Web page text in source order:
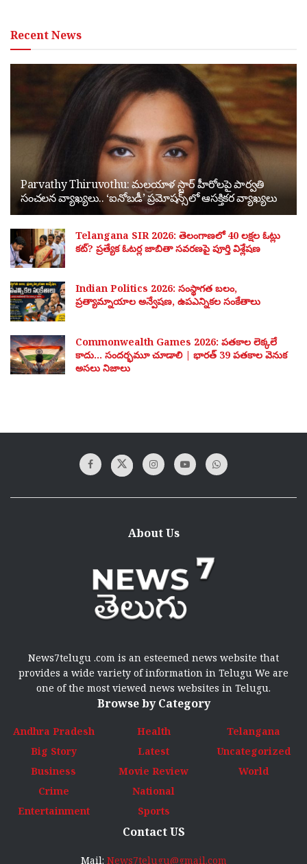
Recent News
Parvathy Thiruvothu: మలయాళ స్టార్ హీరోలపై పార్వతి
సంచలన వ్యాఖ్యలు.. ‘ఐనోబడీ’ ప్రమోషన్స్‌లో ఆసక్తికర వ్యాఖ్యలు
Telangana SIR 2026: తెలంగాణలో 40 లక్షల ఓట్లు
కట్? ప్రత్యేక ఓటర్ల జాబితా సవరణపై పూర్తి విశ్లేషణ
Indian Politics 2026: సంస్థాగత బలం,
ప్రత్యామ్నాయాల అన్వేషణ, ఉపఎన్నికల సంకేతాలు
Commonwealth Games 2026: పతకాల లెక్కలే
కాదు… సందర్భమూ చూడాలి | భారత్ 39 పతకాల వెనుక
అసలు నిజాలు
About Us
News7telugu .com is an esteemed news website that
provides a wide variety of information in Telugu We are
one of the most viewed news websites in Telugu.
Browse by Category
Andhra Pradesh
Big Story
Business
Crime
Entertainment
Health
Latest
Movie Review
National
Sports
Telangana
Uncategorized
World
Contact US
Mail: News7telugu@gmail.com